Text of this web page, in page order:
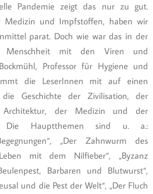
Pandemie zeigt das nur zu gut.
Medizin und Impfstoffen, haben wir
parat. Doch wie war das in der
Menschheit mit den Viren und
Professor für Hygiene und
die LeserInnen mit auf einen
Geschichte der Zivilisation, der
Architektur, der Medizin und der
Die Hauptthemen sind u. a.:
„Der Zahnwurm des
mit dem Nilfieber“, „Byzanz
Barbaren und Blutwurst“,
und die Pest der Welt“, „Der Fluch